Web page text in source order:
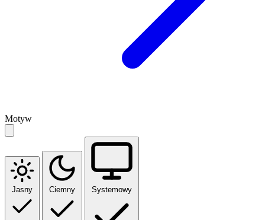
Motyw
Jasny Ciemny Systemowy